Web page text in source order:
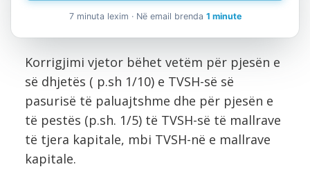
shumës së TVSH-së, që mund të jetë më e
Korrigjimi vjetor bëhet vetëm për pjesën e
së dhjetës ( p.sh 1/10) e TVSH-së së
pasurisë të paluajtshme dhe për pjesën e
të pestës (p.sh. 1/5) të TVSH-së të mallrave
të tjera kapitale, mbi TVSH-në e mallrave
kapitale.
7 minuta lexim · Në email brenda 1 minute